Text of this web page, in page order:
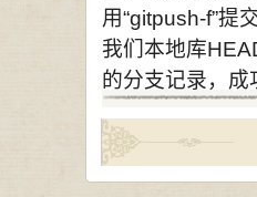
用“gitpush-f”提
我们本地库
的分支记录，成